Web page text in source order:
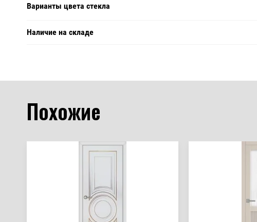
Варианты цвета стекла
Наличие на складе
Похожие